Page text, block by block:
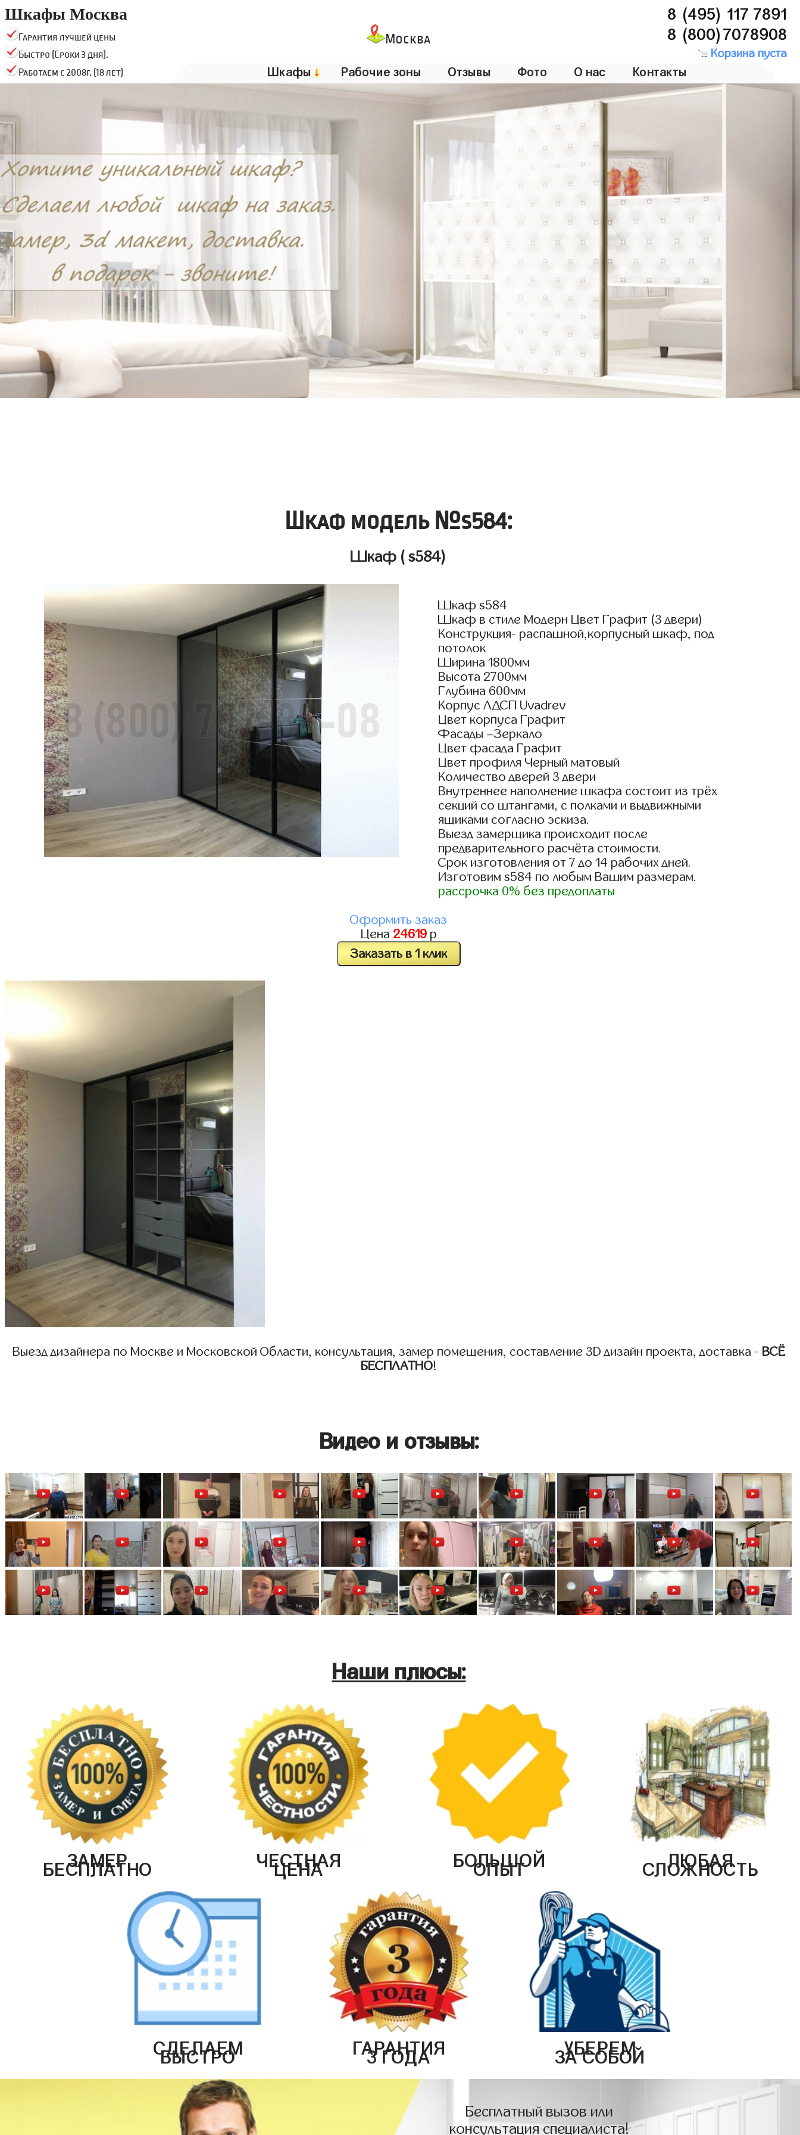
Шкафы Москва
Гарантия лучшей цены
Быстро (Сроки 3 дня).
Работаем с 2008г. (18 лет)
Москва
8 (495) 117 7891
8 (800)7078908
Корзина пуста
Шкафы ↓ Рабочие зоны Отзывы Фото О нас Контакты
Шкаф модель №s584:
Шкаф ( s584)
Шкаф s584
Шкаф в стиле Модерн Цвет Графит (3 двери)
Конструкция- распашной,корпусный шкаф, под
потолок
Ширина 1800мм
Высота 2700мм
Глубина 600мм
Корпус ЛДСП Uvadrev
Цвет корпуса Графит
Фасады –Зеркало
Цвет фасада Графит
Цвет профиля Черный матовый
Количество дверей 3 двери
Внутреннее наполнение шкафа состоит из трёх
секций со штангами, с полками и выдвижными
ящиками согласно эскиза.
Выезд замерщика происходит после
предварительного расчёта стоимости.
Срок изготовления от 7 до 14 рабочих дней.
Изготовим s584 по любым Вашим размерам.
рассрочка 0% без предоплаты
Оформить заказ
Цена 24619р
Заказать в 1 клик
Выезд дизайнера по Москве и Московской Области, консультация, замер помещения, составление 3D дизайн проекта, доставка - ВСЁ
БЕСПЛАТНО!
Видео и отзывы:
Наши плюсы:
ЗАМЕР
БЕСПЛАТНО ЧЕСТНАЯ
ЦЕНА БОЛЬШОЙ
ОПЫТ ЛЮБАЯ
СЛОЖНОСТЬ
СДЕЛАЕМ
БЫСТРО ГАРАНТИЯ
3 ГОДА УБЕРЕМ
ЗА СОБОЙ
Бесплатный вызов или
консультация специалиста!